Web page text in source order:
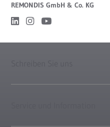
REMONDIS GmbH & Co. KG